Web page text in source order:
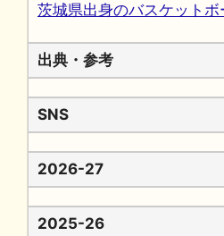
茨城県出身のバスケットボ
出典・参考
SNS
2026-27
2025-26